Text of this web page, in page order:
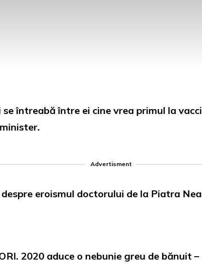
se întreabă între ei cine vrea primul la
Advertisment
eroismul doctorului de la Piatra
2020 aduce o nebunie greu de